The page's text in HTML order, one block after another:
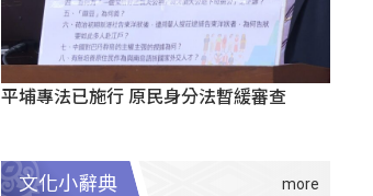
平埔專法已施行 原民身分法暫緩審查
文化小辭典